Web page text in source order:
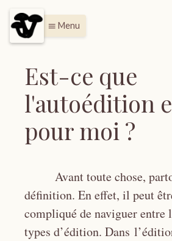
menu Menu
Est-ce que
l'autoédition
pour moi ?
Avant toute chose,
définition. En effet, il peut
compliqué de naviguer entre
types d’édition. Dans